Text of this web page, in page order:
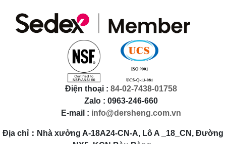
Điện thoại : 84-02-7438-01758
Zalo : 0963-246-660
E-mail : info@dersheng.com.vn
Địa chỉ：Nhà xưởng A-18A24-CN-A, Lô A _18_CN, Đường